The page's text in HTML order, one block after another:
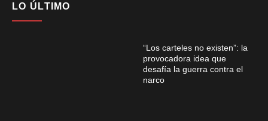
LO ÚLTIMO
“Los carteles no existen”: la
provocadora idea que
desafía la guerra contra el
narco